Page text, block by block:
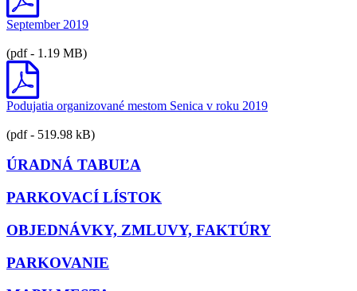
September 2019
(pdf - 1.19 MB)
Podujatia organizované mestom Senica v roku 2019
(pdf - 519.98 kB)
ÚRADNÁ TABUĽA
PARKOVACÍ LÍSTOK
OBJEDNÁVKY, ZMLUVY, FAKTÚRY
PARKOVANIE